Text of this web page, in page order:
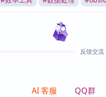
反馈交流
AI 客服 QQ群